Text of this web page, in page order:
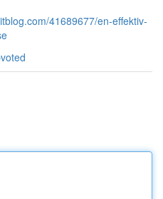
41689677/en-effektiv-